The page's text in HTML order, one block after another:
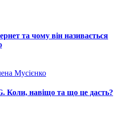
та чому він називається
Мусієнко
Коли, навіщо та що це даcть?